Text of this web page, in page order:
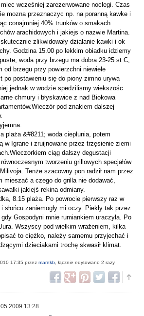
wcześniej zarezerwowane noclegi. Czas
mozna przeznaczyc np. na poranną kawke i
conajmniej 40% trunków o smakach
arachidowych i jakiejs o nazwie Martina.
zlikwidowały działanie kawki i ok
Godzina 15.00 po lekkim obiadku idziemy
woda przy brzegu ma dobra 23-25 st C,
od brzegu przy powierzchni niewiele
po postawieniu się do piony zimno urywa
jednak w wodzie spedzilismy wiekszośc
chmury i błyskawice z nad Biokowa
pod znakiem dalszej
plaża &#8211; woda cieplunia, potem
w Igrane i zruijnowane przez trzęsienie ziemi
ciąg dalszy degustacji
tworzeniu grillowych specjałów
Tenże szacowny pon radził nam przez
mieszać a czego do grilla nie dodawać,
jakiejś rekina odmiany.
8.15 plaża. Po powrocie pierwszy raz w
słońcu zaniemogły mi oczy. Piekły tak przez
Gospodyni mnie rumiankiem uraczyła. Po
Wszyscy pod wielkim wrażeniem, kilka
to ciężko, należy samemu przyjechać i
dzieciakami trochę skwasił klimat.
17:35 przez marekb , łącznie edytowano 2 razy
13:28